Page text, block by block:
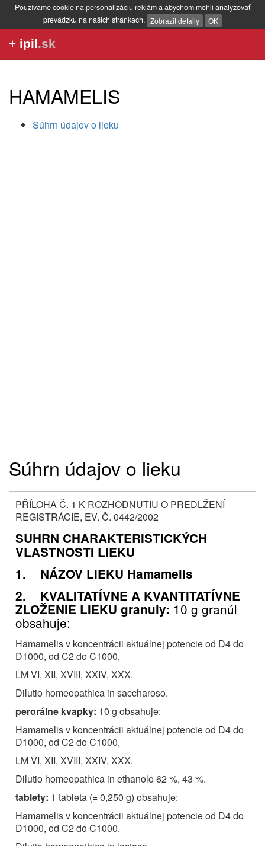
Používame cookie na personalizáciu reklám a abychom mohli analyzovať
prevádzku na našich stránkach. Zobrazit detaily OK
+ ipil.sk
HAMAMELIS
Súhrn údajov o lieku
Súhrn údajov o lieku
PŘÍLOHA Č. 1 K ROZHODNUTIU O PREDLŽENÍ
REGISTRÁCIE, EV. Č. 0442/2002
SUHRN CHARAKTERISTICKÝCH
VLASTNOSTI LIEKU
1. NÁZOV LIEKU Hamamelis
2. KVALITATÍVNE A KVANTITATÍVNE
ZLOŽENIE LIEKU granuly: 10 g granúl
obsahuje:
Hamamelis v koncentrácii aktuálnej potencie od D4 do
D1000, od C2 do C1000,
LM VI, XII, XVIII, XXIV, XXX.
Dilutio homeopathica in saccharoso.
perorálne kvapky: 10 g obsahuje:
Hamamelis v koncentrácii aktuálnej potencie od D4 do
D1000, od C2 do C1000,
LM VI, XII, XVIII, XXIV, XXX.
Dilutio homeopathica in ethanolo 62 %, 43 %.
tablety: 1 tableta (= 0,250 g) obsahuje:
Hamamelis v koncentrácii aktuálnej potencie od D4 do
D1000, od C2 do C1000.